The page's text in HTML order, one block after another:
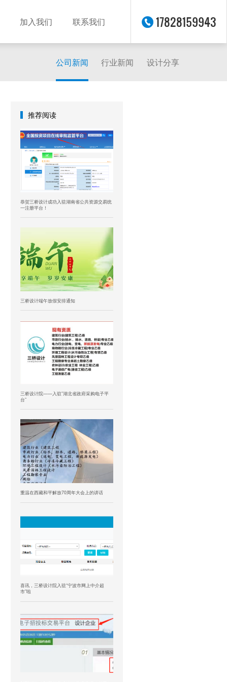
加入我们 联系我们 17828159943
公司新闻 行业新闻 设计分享
推荐阅读
恭贺三桥设计成功入驻湖南省公共资源交易统
一注册平台！
三桥设计端午放假安排通知
三桥设计院——入驻”湖北省政府采购电子平
台”
重温在西藏和平解放70周年大会上的讲话
喜讯，三桥设计院入驻“宁波市网上中介超
市”啦